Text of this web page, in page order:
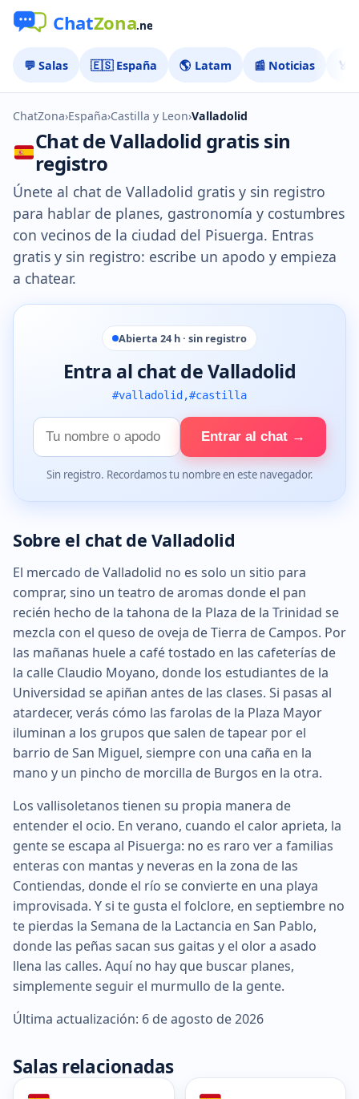
💬 Salas 🇪🇸 España 🌎 Latam 📰 Noticias 🏅
ChatZona›España›Castilla y Leon›Valladolid
Chat de Valladolid gratis sin
registro
Únete al chat de Valladolid gratis y sin registro
para hablar de planes, gastronomía y costumbres
con vecinos de la ciudad del Pisuerga. Entras
gratis y sin registro: escribe un apodo y empieza
a chatear.
Abierta 24 h · sin registro
Entra al chat de Valladolid
#valladolid,#castilla
Tu
nombre
Entrar al chat →
Sin registro. Recordamos tu nombre en este navegador.
Sobre el chat de Valladolid
El mercado de Valladolid no es solo un sitio para
comprar, sino un teatro de aromas donde el pan
recién hecho de la tahona de la Plaza de la Trinidad se
mezcla con el queso de oveja de Tierra de Campos. Por
las mañanas huele a café tostado en las cafeterías de
la calle Claudio Moyano, donde los estudiantes de la
Universidad se apiñan antes de las clases. Si pasas al
atardecer, verás cómo las farolas de la Plaza Mayor
iluminan a los grupos que salen de tapear por el
barrio de San Miguel, siempre con una caña en la
mano y un pincho de morcilla de Burgos en la otra.
Los vallisoletanos tienen su propia manera de
entender el ocio. En verano, cuando el calor aprieta, la
gente se escapa al Pisuerga: no es raro ver a familias
enteras con mantas y neveras en la zona de las
Contiendas, donde el río se convierte en una playa
improvisada. Y si te gusta el folclore, en septiembre no
te pierdas la Semana de la Lactancia en San Pablo,
donde las peñas sacan sus gaitas y el olor a asado
llena las calles. Aquí no hay que buscar planes,
simplemente seguir el murmullo de la gente.
Última actualización: 6 de agosto de 2026
Salas relacionadas